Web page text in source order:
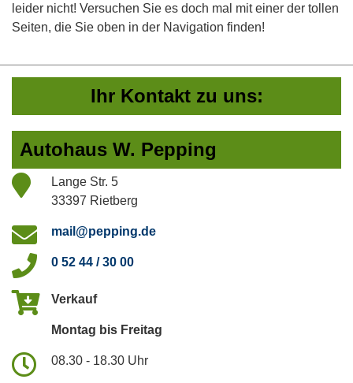
leider nicht! Versuchen Sie es doch mal mit einer der tollen
Seiten, die Sie oben in der Navigation finden!
Ihr Kontakt zu uns:
Autohaus W. Pepping
Lange Str. 5
33397 Rietberg
mail@pepping.de
0 52 44 / 30 00
Verkauf
Montag bis Freitag
08.30 - 18.30 Uhr